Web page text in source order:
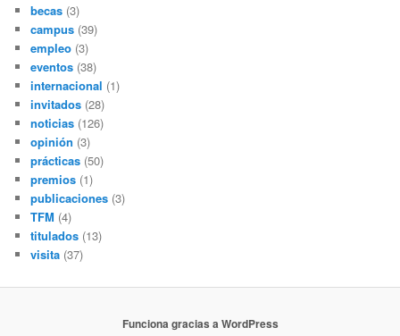
r
becas (3)
campus (39)
empleo (3)
eventos (38)
internacional (1)
invitados (28)
noticias (126)
opinión (3)
prácticas (50)
premios (1)
publicaciones (3)
TFM (4)
titulados (13)
visita (37)
Funciona gracias a WordPress